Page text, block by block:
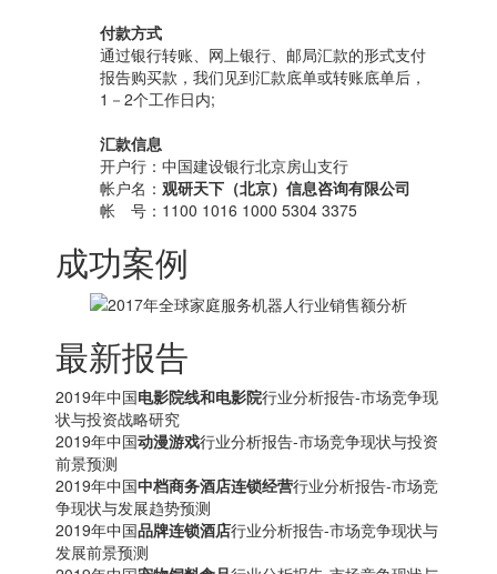
付款方式
通过银行转账、网上银行、邮局汇款的形式支付
报告购买款，我们见到汇款底单或转账底单后，
1－2个工作日内;
汇款信息
开户行：中国建设银行北京房山支行
帐户名： 观研天下（北京）信息咨询有限公司
帐 号：1100 1016 1000 5304 3375
成功案例
最新报告
2019年中国电影院线和电影院行业分析报告-市场竞争现
状与投资战略研究
2019年中国动漫游戏行业分析报告-市场竞争现状与投资
前景预测
2019年中国中档商务酒店连锁经营行业分析报告-市场竞
争现状与发展趋势预测
2019年中国品牌连锁酒店行业分析报告-市场竞争现状与
发展前景预测